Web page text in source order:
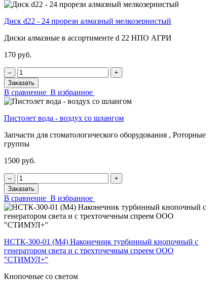
Диск d22 - 24 прорези алмазный мелкозернистый
Диски алмазные в ассортименте d 22 НПО АГРИ
170 руб.
‒
+
Заказать
В сравнение В избранное
Пистолет вода - воздух со шлангом
Запчасти для стоматологического оборудования , Роторные
группы
1500 руб.
‒
+
Заказать
В сравнение В избранное
НСТК-300-01 (М4) Наконечник турбинный кнопочный с
генератором света и с трехточечным спреем ООО
"СТИМУЛ+"
Кнопочные со светом